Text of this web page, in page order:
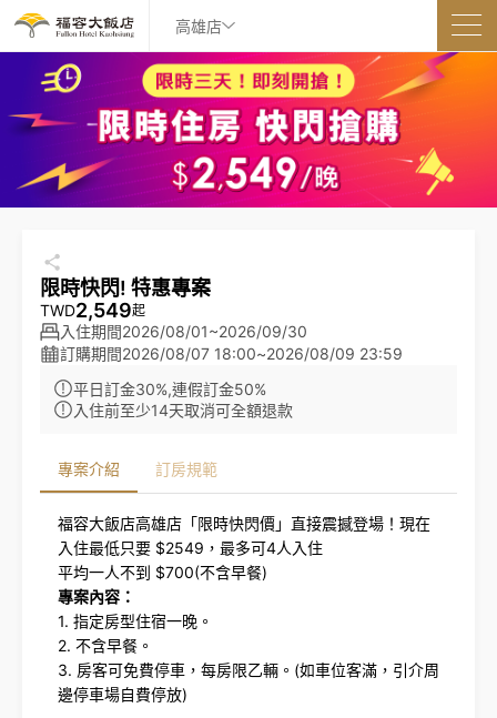
高雄店
限時快閃! 特惠專案
TWD2,549起
入住期間2026/08/01~2026/09/30
訂購期間2026/08/07 18:00~2026/08/09 23:59
平日訂金30%,連假訂金50%
入住前至少14天取消可全額退款
專案介紹
福容大飯店高雄店「限時快閃價」直接震撼登場！現在
入住最低只要 $2549，最多可4人入住
平均一人不到 $700(不含早餐)
專案內容：
1. 指定房型住宿一晚。
2. 不含早餐。
3. 房客可免費停車，每房限乙輛。(如車位客滿，引介周
邊停車場自費停放)
訂房規範